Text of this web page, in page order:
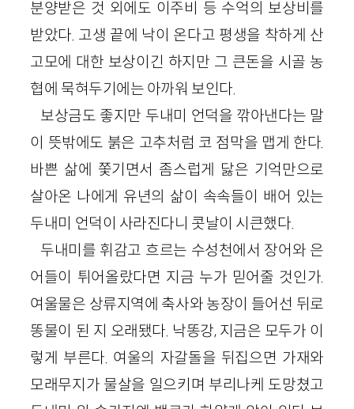
분양받은 것 외에도 이주비 등 수억의 보상비를
받았다. 고생 끝에 낙이 온다고 평생을 착하게 산
고모에 대한 보상이긴 하지만 그 큰돈을 시골 농
협에 묵혀두기에는 아까워 보인다.
보상금도 좋지만 두내미 언덕을 깎아낸다는 말
이 뜻밖에도 붉은 고추처럼 코 점막을 맵게 한다.
바쁜 삶에 쫓기면서 좀스럽게 닳은 기억만으로
살아온 나에게 유년의 삶이 속속들이 배어 있는
두내미 언덕이 사라진다니 콧날이 시큰했다.
두내미를 휘감고 흐르는 수성천에서 장어와 은
어들이 튀어올랐다면 지금 누가 믿어줄 것인가.
여울물은 상류지역에 축사와 농장이 들어선 뒤로
똥물이 된 지 오래됐다. 낙똥강, 지금은 모두가 이
렇게 부른다. 여울의 자갈돌을 뒤집으면 가재와
모래무지가 물살을 일으키며 부리나케 도망쳤고